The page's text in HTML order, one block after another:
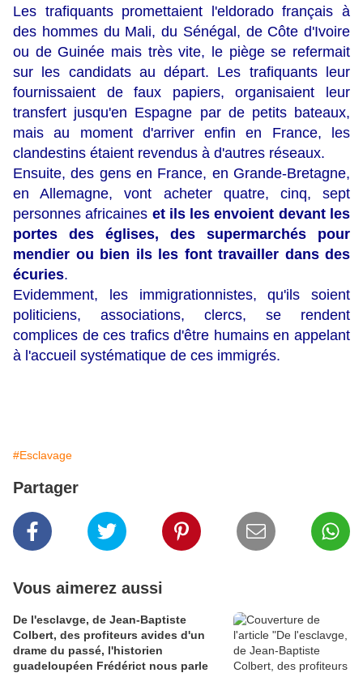
Les trafiquants promettaient l'eldorado français à
des hommes du Mali, du Sénégal, de Côte d'Ivoire
ou de Guinée mais très vite, le piège se refermait
sur les candidats au départ. Les trafiquants leur
fournissaient de faux papiers, organisaient leur
transfert jusqu'en Espagne par de petits bateaux,
mais au moment d'arriver enfin en France, les
clandestins étaient revendus à d'autres réseaux.
Ensuite, des gens en France, en Grande-Bretagne,
en Allemagne, vont acheter quatre, cinq, sept
personnes africaines et ils les envoient devant les
portes des églises, des supermarchés pour
mendier ou bien ils les font travailler dans des
écuries.
Evidemment, les immigrationnistes, qu'ils soient
politiciens, associations, clercs, se rendent
complices de ces trafics d'être humains en appelant
à l'accueil systématique de ces immigrés.
#Esclavage
Partager
Vous aimerez aussi
De l'esclavge, de Jean-Baptiste
Colbert, des profiteurs avides d'un
drame du passé, l'historien
guadeloupéen Frédérict nous parle